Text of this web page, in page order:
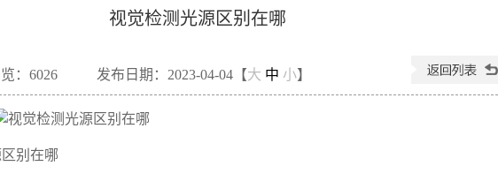
视觉检测光源区别在哪
： 6026 发布日期：2023-04-04【大 中 小】
别在哪